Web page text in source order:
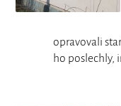
opravovali
ho poslechly,